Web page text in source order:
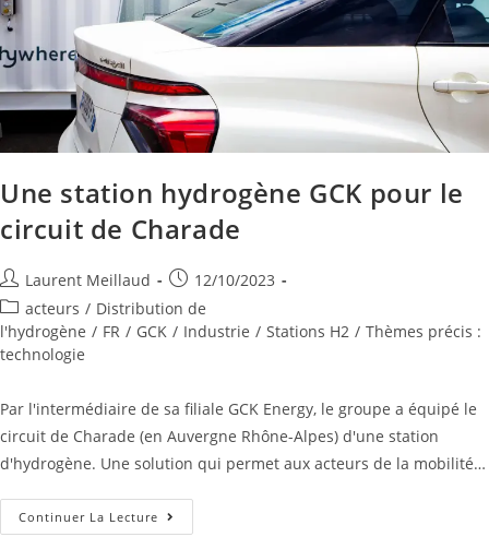
Une station hydrogène GCK pour le
circuit de Charade
Laurent Meillaud
12/10/2023
acteurs / Distribution de
l'hydrogène / FR / GCK / Industrie / Stations H2 / Thèmes précis :
technologie
Par l'intermédiaire de sa filiale GCK Energy, le groupe a équipé le
circuit de Charade (en Auvergne Rhône-Alpes) d'une station
d'hydrogène. Une solution qui permet aux acteurs de la mobilité…
Continuer La Lecture